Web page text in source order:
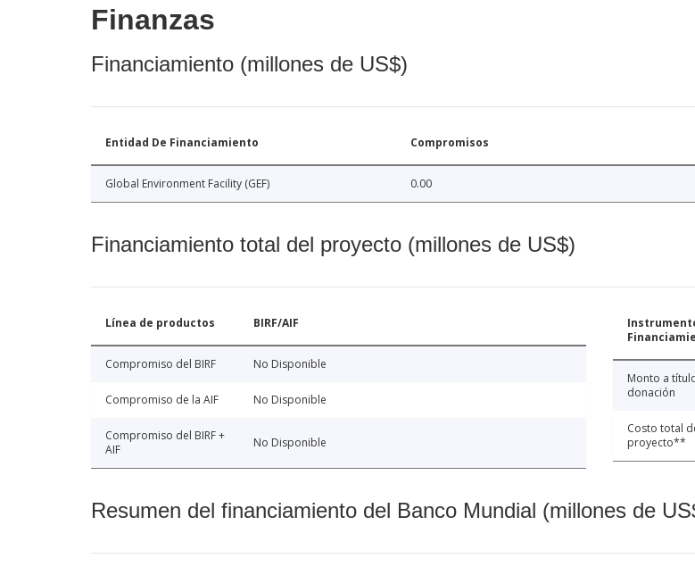
Finanzas
Financiamiento (millones de US$)
Entidad De Financiamiento Compromisos
Global Environment Facility (GEF) 0.00
Financiamiento total del proyecto (millones de US$)
Línea de productos BIRF/AIF
Compromiso del BIRF No Disponible
Compromiso de la AIF No Disponible
Compromiso del BIRF +
AIF
No Disponible
Monto a
donación
Costo total
proyecto**
Resumen del financiamiento del Banco Mundial (millones de